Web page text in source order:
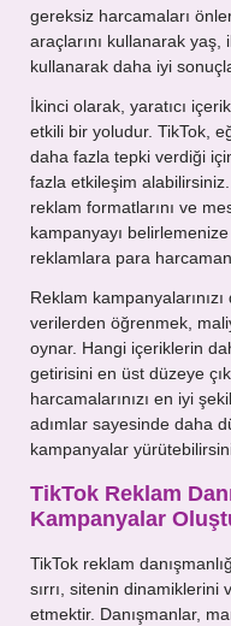
gereksiz harcamaları
araçlarını kullanarak
kullanarak daha iyi
İkinci olarak, yaratıcı
etkili bir yoludur. TikTok,
daha fazla tepki verdiği
fazla etkileşim
reklam formatlarını ve
kampanyayı
reklamlara para
Reklam
verilerden öğrenmek,
oynar. Hangi içeriklerin
getirisini en üst düzeye
harcamalarınızı en iyi
adımlar sayesinde daha
kampanyalar
TikTok Reklam
Kampanyalar
TikTok reklam
sırrı, sitenin dinamiklerini
etmektir. Danışmanlar,